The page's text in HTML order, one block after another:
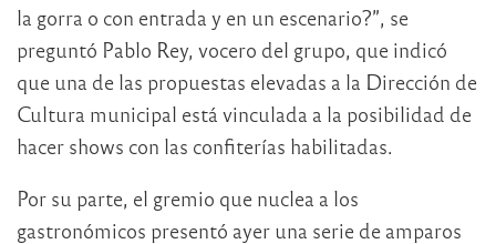
la gorra o con entrada y en un escenario?”, se
preguntó Pablo Rey, vocero del grupo, que indicó
que una de las propuestas elevadas a la Dirección de
Cultura municipal está vinculada a la posibilidad de
hacer shows con las confiterías habilitadas.
Por su parte, el gremio que nuclea a los
gastronómicos presentó ayer una serie de amparos